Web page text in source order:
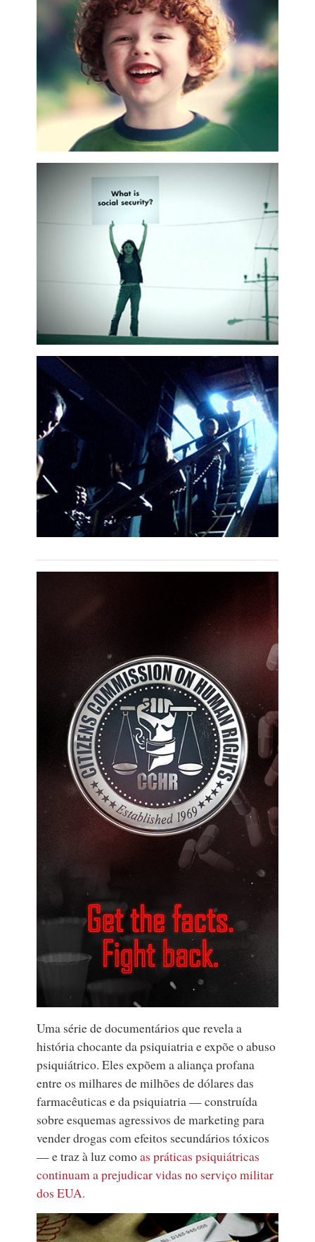
Uma série de documentários que revela a
história chocante da psiquiatria e expõe o abuso
psiquiátrico. Eles expõem a aliança profana
entre os milhares de milhões de dólares das
farmacêuticas e da psiquiatria — construída
sobre esquemas agressivos de marketing para
vender drogas com efeitos secundários tóxicos
— e traz à luz comoas práticas psiquiátricas
continuam a prejudicar vidas no serviço militar
dos EUA.